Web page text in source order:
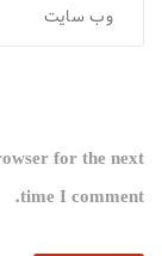
for the next
time I comment.